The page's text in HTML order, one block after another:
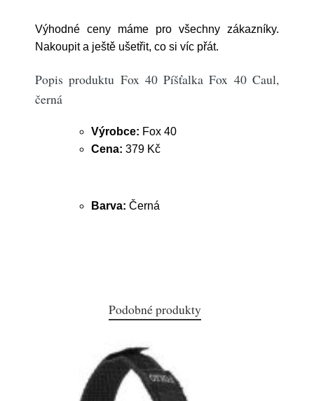
Výhodné ceny máme pro všechny zákazníky.
Nakoupit a ještě ušetřit, co si víc přát.
Popis produktu Fox 40 Píšťalka Fox 40 Caul,
černá
Výrobce: Fox 40
Cena: 379 Kč
Barva: Černá
Podobné produkty